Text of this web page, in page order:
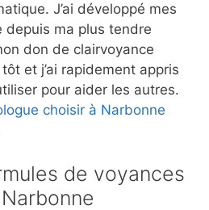
J’ai développé mes
depuis ma plus tendre
don de clairvoyance
et j’ai rapidement appris
pour aider les autres.
choisir à Narbonne
de voyances